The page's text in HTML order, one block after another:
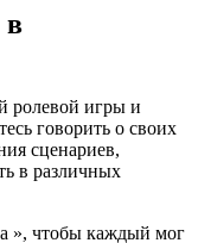
в
ролевой игры и
говорить о своих
сценариев,
в различных
», чтобы каждый мог